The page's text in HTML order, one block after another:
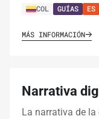
COL GUÍAS ES
MÁS INFORMACIÓN
Narrativa
La narrativa de